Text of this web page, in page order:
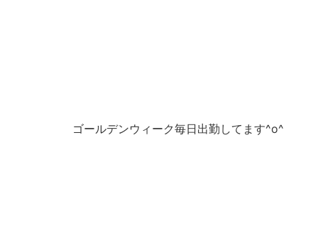
ゴールデンウィーク毎日出勤してます^o^